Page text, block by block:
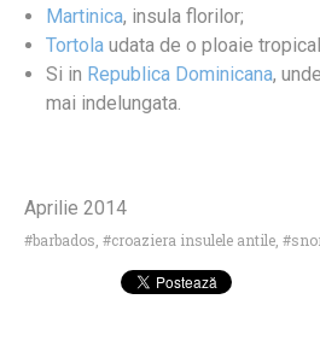
Martinica, insula florilor;
Tortola udata de o ploaie
Si in Republica Dominicana,
mai indelungata.
Aprilie 2014
barbados croaziera insulele antile